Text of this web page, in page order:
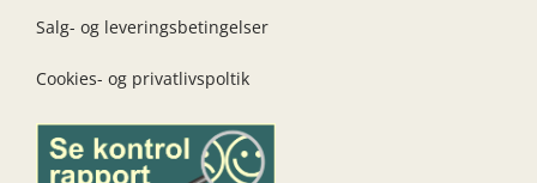
Salg- og leveringsbetingelser
Cookies- og privatlivspoltik